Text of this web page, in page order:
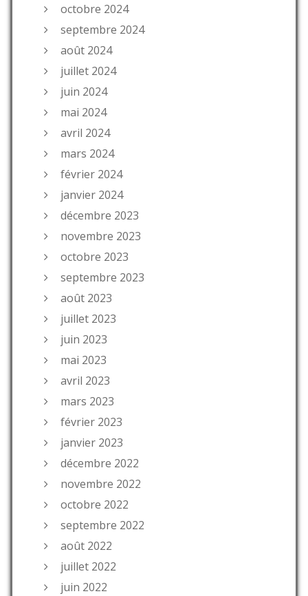
octobre 2024
septembre 2024
août 2024
juillet 2024
juin 2024
mai 2024
avril 2024
mars 2024
février 2024
janvier 2024
décembre 2023
novembre 2023
octobre 2023
septembre 2023
août 2023
juillet 2023
juin 2023
mai 2023
avril 2023
mars 2023
février 2023
janvier 2023
décembre 2022
novembre 2022
octobre 2022
septembre 2022
août 2022
juillet 2022
juin 2022